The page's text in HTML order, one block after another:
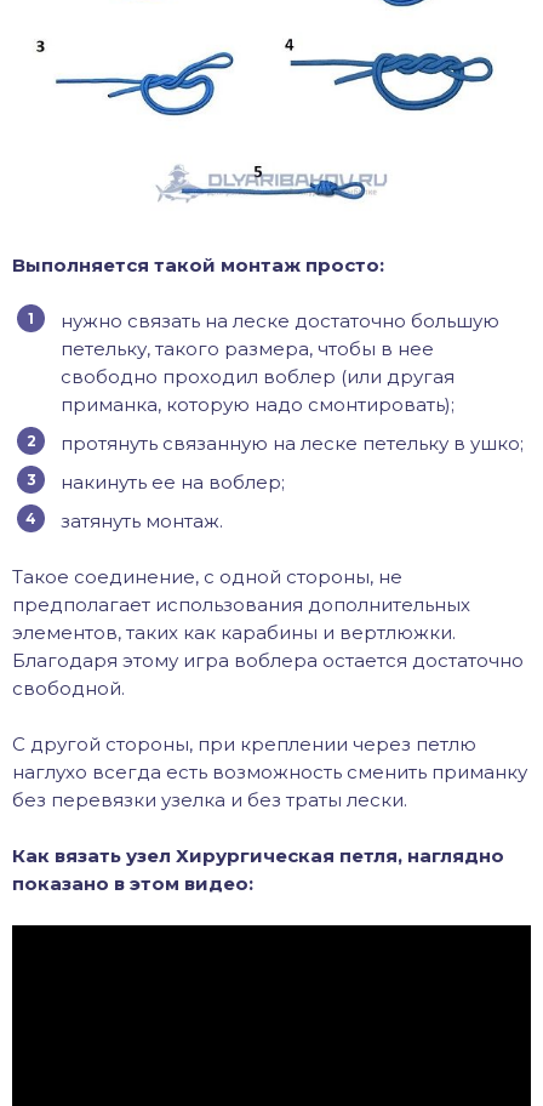
Выполняется такой монтаж просто:
нужно связать на леске достаточно большую
петельку, такого размера, чтобы в нее
свободно проходил воблер (или другая
приманка, которую надо смонтировать);
протянуть связанную на леске петельку в ушко;
накинуть ее на воблер;
затянуть монтаж.
Такое соединение, с одной стороны, не
предполагает использования дополнительных
элементов, таких как карабины и вертлюжки.
Благодаря этому игра воблера остается достаточно
свободной.
С другой стороны, при креплении через петлю
наглухо всегда есть возможность сменить приманку
без перевязки узелка и без траты лески.
Как вязать узел Хирургическая петля, наглядно
показано в этом видео: